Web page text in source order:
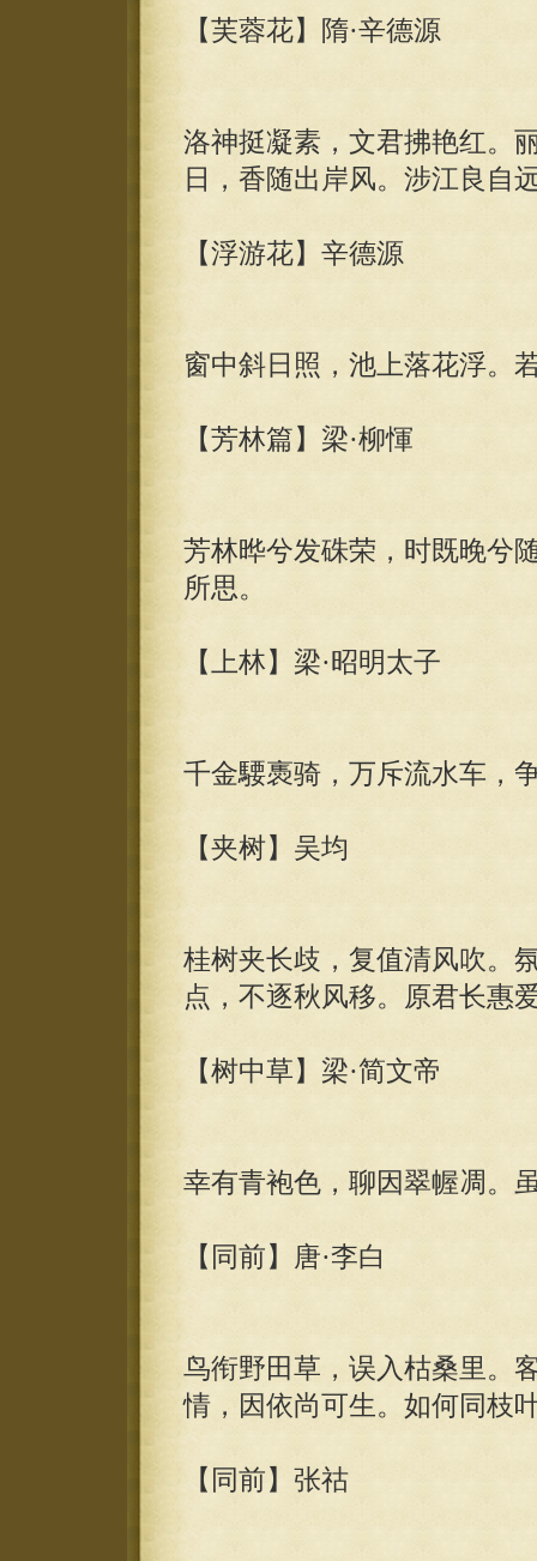
【芙蓉花】隋·辛德源
洛神挺凝素，文君拂艳红。
日，香随出岸风。涉江良自
【浮游花】辛德源
窗中斜日照，池上落花浮。
【芳林篇】梁·柳惲
芳林晔兮发硃荣，时既晚兮
所思。
【上林】梁·昭明太子
千金騕褭骑，万斥流水车，
【夹树】吴均
桂树夹长歧，复值清风吹。
点，不逐秋风移。原君长惠
【树中草】梁·简文帝
幸有青袍色，聊因翠幄凋。
【同前】唐·李白
鸟衔野田草，误入枯桑里。
情，因依尚可生。如何同枝
【同前】张祜